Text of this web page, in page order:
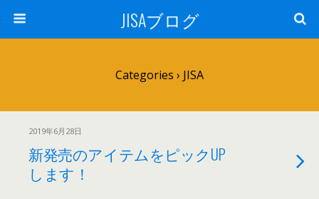
JISAブログ
Categories › JISA
2019年6月28日
新発売のアイテムをピックUP
します！